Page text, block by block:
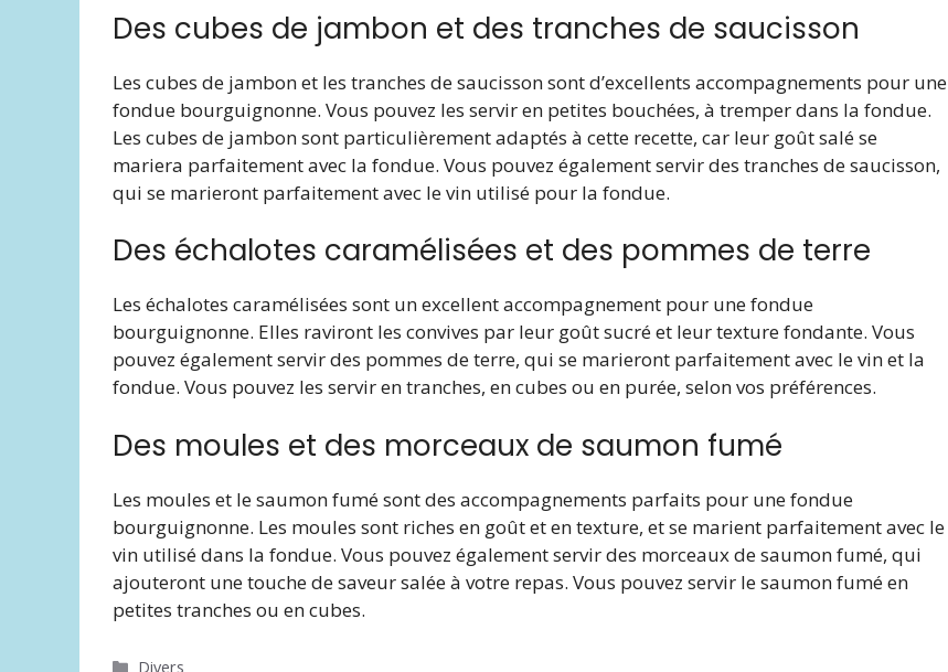
Des cubes de jambon et des tranches de saucisson
Les cubes de jambon et les tranches de saucisson sont d’excellents accompagnements pour une
fondue bourguignonne. Vous pouvez les servir en petites bouchées, à tremper dans la fondue.
Les cubes de jambon sont particulièrement adaptés à cette recette, car leur goût salé se
mariera parfaitement avec la fondue. Vous pouvez également servir des tranches de saucisson,
qui se marieront parfaitement avec le vin utilisé pour la fondue.
Des échalotes caramélisées et des pommes de terre
Les échalotes caramélisées sont un excellent accompagnement pour une fondue
bourguignonne. Elles raviront les convives par leur goût sucré et leur texture fondante. Vous
pouvez également servir des pommes de terre, qui se marieront parfaitement avec le vin et la
fondue. Vous pouvez les servir en tranches, en cubes ou en purée, selon vos préférences.
Des moules et des morceaux de saumon fumé
Les moules et le saumon fumé sont des accompagnements parfaits pour une fondue
bourguignonne. Les moules sont riches en goût et en texture, et se marient parfaitement avec le
vin utilisé dans la fondue. Vous pouvez également servir des morceaux de saumon fumé, qui
ajouteront une touche de saveur salée à votre repas. Vous pouvez servir le saumon fumé en
petites tranches ou en cubes.
Catégories
Divers